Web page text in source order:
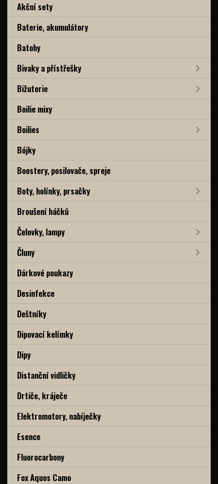
Akční sety
Baterie, akumulátory
Batohy
Bivaky a přístřešky
Bižuterie
Boilie mixy
Boilies
Bójky
Boostery, posilovače, spreje
Boty, holínky, prsačky
Broušení háčků
Čelovky, lampy
Čluny
Dárkové poukazy
Desinfekce
Deštníky
Dipovací kelímky
Dipy
Distanční vidličky
Drtiče, kráječe
Elektromotory, nabíječky
Esence
Fluorocarbony
Fox Aquos Camo